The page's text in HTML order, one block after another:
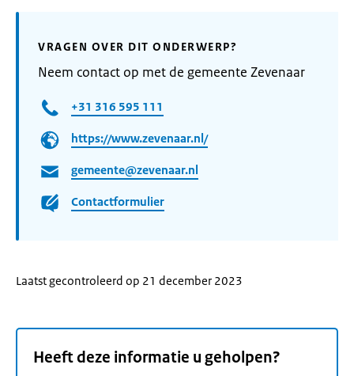
VRAGEN OVER DIT ONDERWERP?
Neem contact op met de gemeente Zevenaar
+31 316 595 111
https://www.zevenaar.nl/
gemeente@zevenaar.nl
Contactformulier
Laatst gecontroleerd op 21 december 2023
Heeft deze informatie u geholpen?